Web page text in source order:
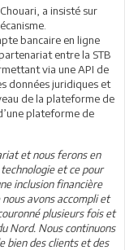
a insisté sur
bancaire en ligne
entre la STB
via une API de
données juridiques et
de la plateforme de
plateforme de
et nous ferons en
et ce pour
inclusion financière
avons accompli et
plusieurs fois et
Nord. Nous continuons
bien des clients et des